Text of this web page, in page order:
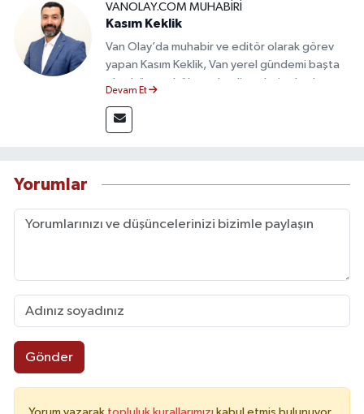
VANOLAY.COM MUHABIRI
Kasım Keklik
Van Olay’da muhabir ve editör olarak görev
yapan Kasım Keklik, Van yerel gündemi başta
olmak üzere bölgesel gelişmeleri sahadan
deneyimiyle hızlı ve doğru haber üretimine
odaklanan Keklik, tarafsızlık ve etik gazetecilik
Devam Et
Yorumlar
Gönder